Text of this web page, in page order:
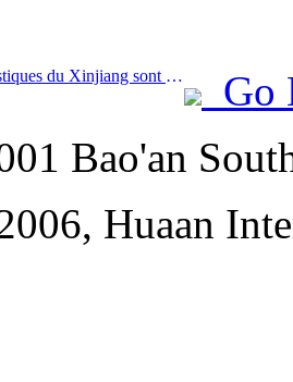
Prev:Les trains touristiques du Xinjiang sont en plein essor, stimulant l'économie culturelle et touristique
Go
Bao'an
Huaan